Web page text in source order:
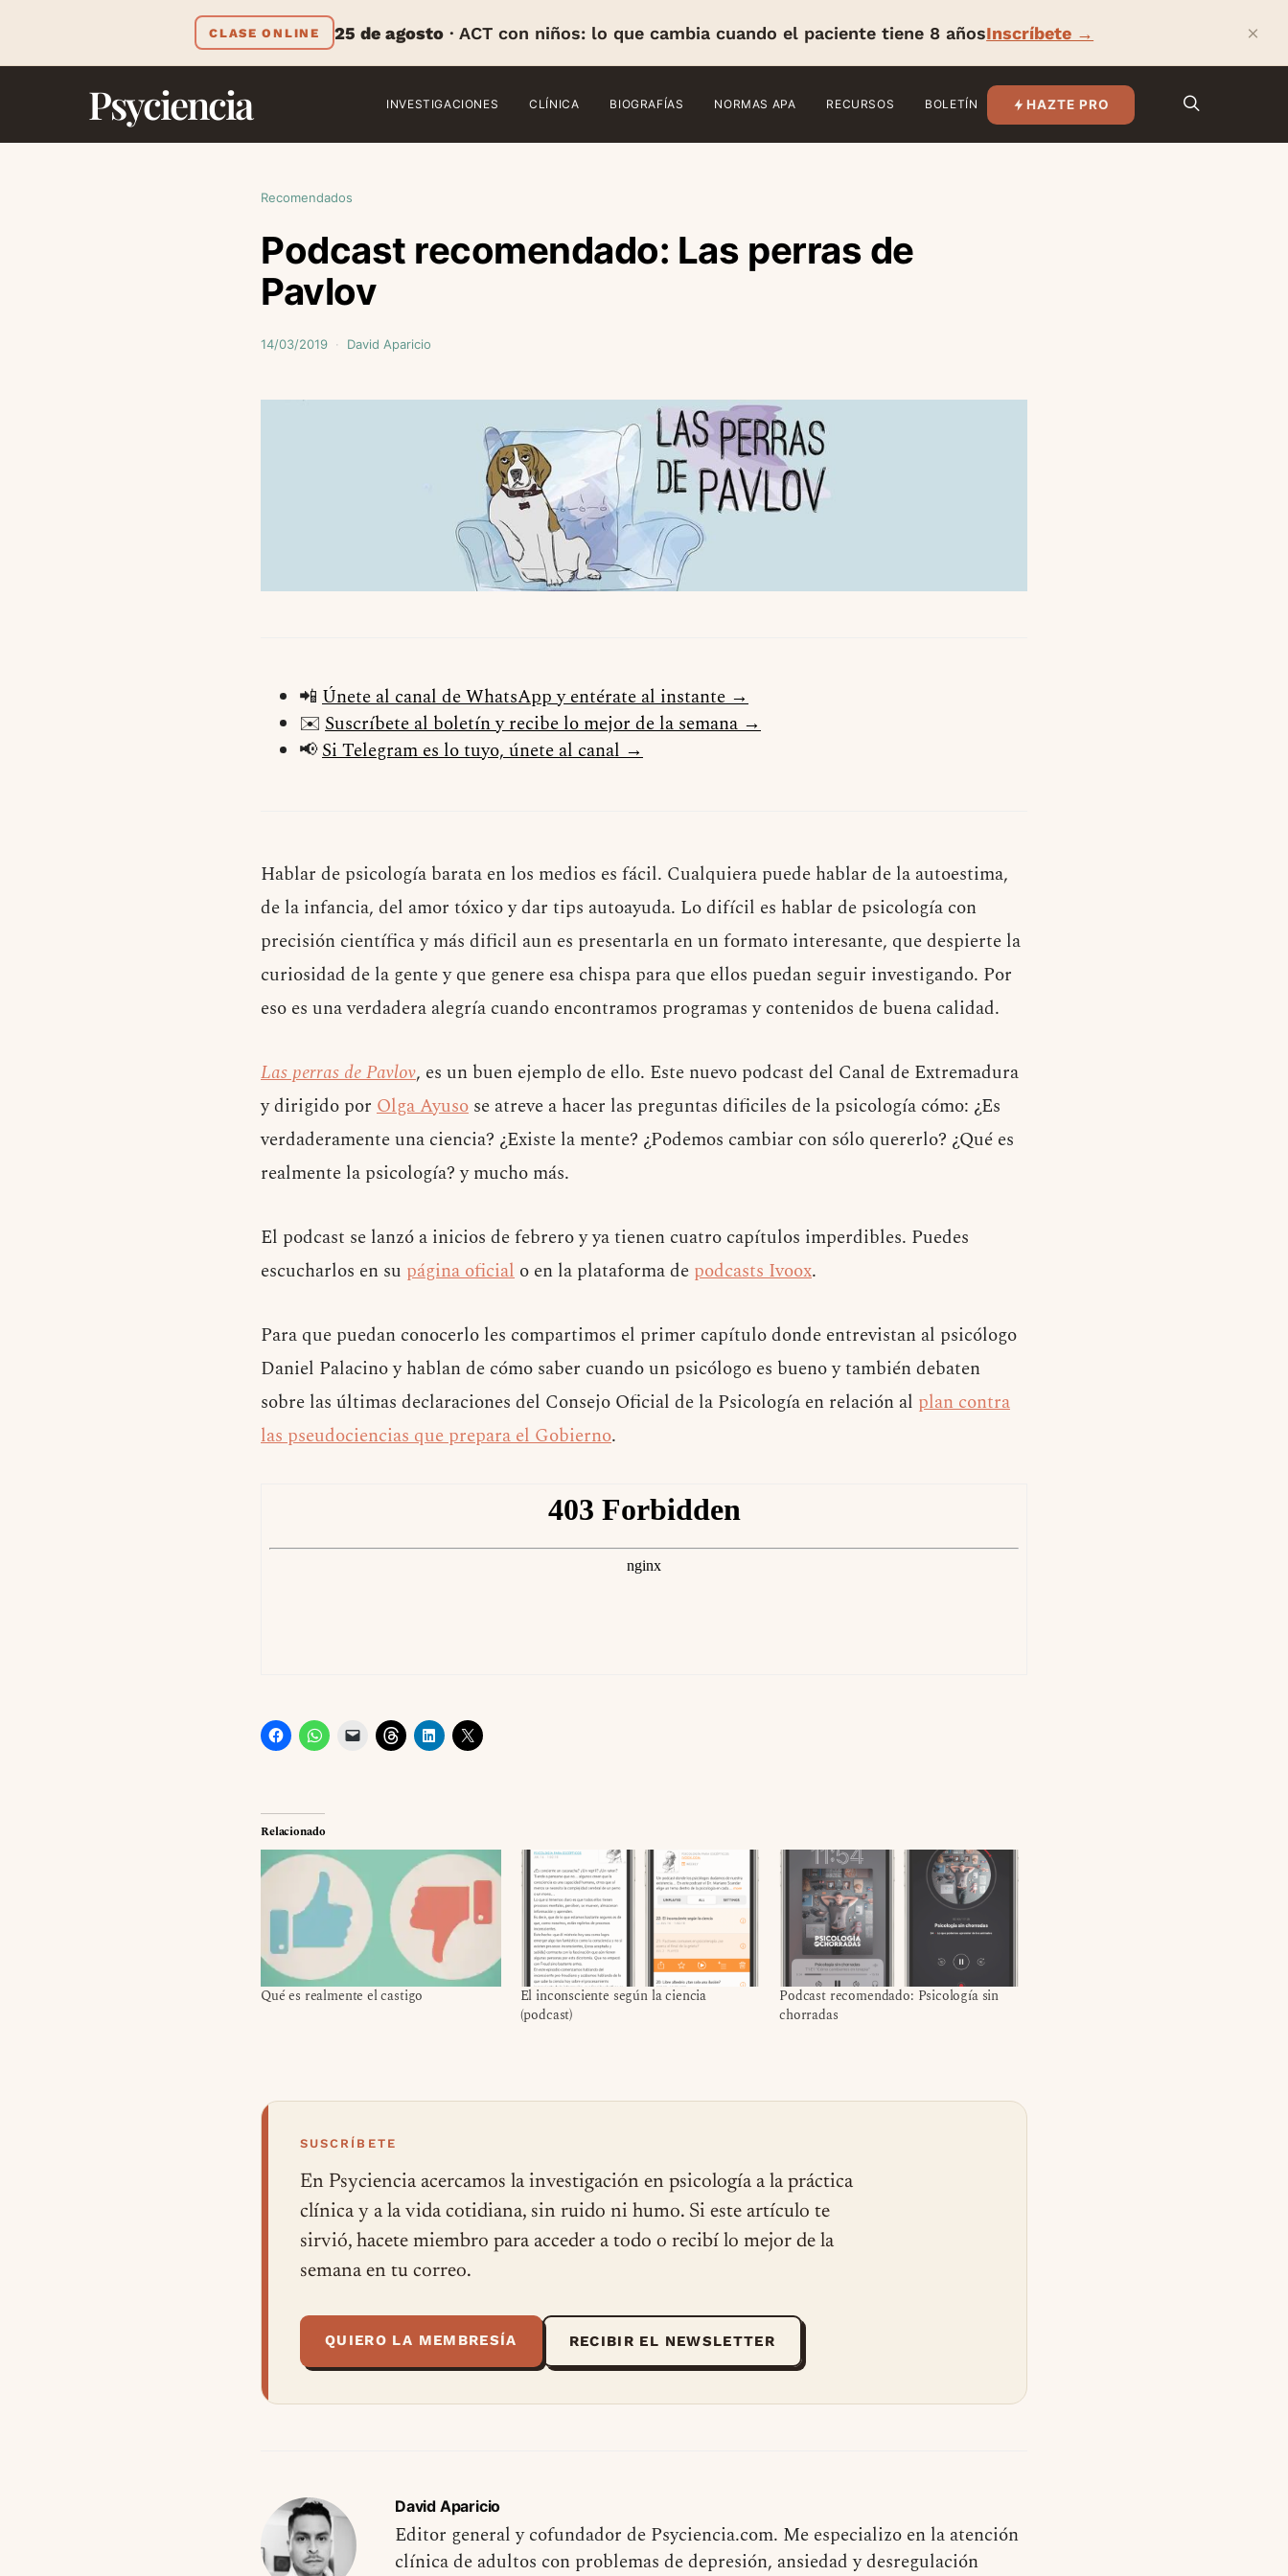
CLASE ONLINE 25 de agosto · ACT con niños: lo que cambia cuando el paciente tiene 8 añosInscríbete → ×
Psyciencia INVESTIGACIONES CLÍNICA BIOGRAFÍAS NORMAS APA RECURSOS BOLETÍN HAZTE PRO
Recomendados
Podcast recomendado: Las perras de
Pavlov
14/03/2019 David Aparicio
📲 Únete al canal de WhatsApp y entérate al instante →
✉️ Suscríbete al boletín y recibe lo mejor de la semana →
📢Si Telegram es lo tuyo, únete al canal →
Hablar de psicología barata en los medios es fácil. Cualquiera puede hablar de la autoestima,
de la infancia, del amor tóxico y dar tips autoayuda. Lo difícil es hablar de psicología con
precisión científica y más dificil aun es presentarla en un formato interesante, que despierte la
curiosidad de la gente y que genere esa chispa para que ellos puedan seguir investigando. Por
eso es una verdadera alegría cuando encontramos programas y contenidos de buena calidad.
Las perras de Pavlov, es un buen ejemplo de ello. Este nuevo podcast del Canal de Extremadura
y dirigido por Olga Ayuso se atreve a hacer las preguntas dificiles de la psicología cómo: ¿Es
verdaderamente una ciencia? ¿Existe la mente? ¿Podemos cambiar con sólo quererlo? ¿Qué es
realmente la psicología? y mucho más.
El podcast se lanzó a inicios de febrero y ya tienen cuatro capítulos imperdibles. Puedes
escucharlos en su página oficial o en la plataforma de podcasts Ivoox.
Para que puedan conocerlo les compartimos el primer capítulo donde entrevistan al psicólogo
Daniel Palacino y hablan de cómo saber cuando un psicólogo es bueno y también debaten
sobre las últimas declaraciones del Consejo Oficial de la Psicología en relación al plan contra
las pseudociencias que prepara el Gobierno.
Relacionado
Qué es realmente el castigo
El inconsciente según la ciencia
(podcast)
Podcast recomendado: Psicología sin
chorradas
SUSCRÍBETE
En Psyciencia acercamos la investigación en psicología a la práctica
clínica y a la vida cotidiana, sin ruido ni humo. Si este artículo te
sirvió, hacete miembro para acceder a todo o recibí lo mejor de la
semana en tu correo.
QUIERO LA MEMBRESÍA RECIBIR EL NEWSLETTER
David Aparicio
Editor general y cofundador de Psyciencia.com. Me especializo en la atención
clínica de adultos con problemas de depresión, ansiedad y desregulación